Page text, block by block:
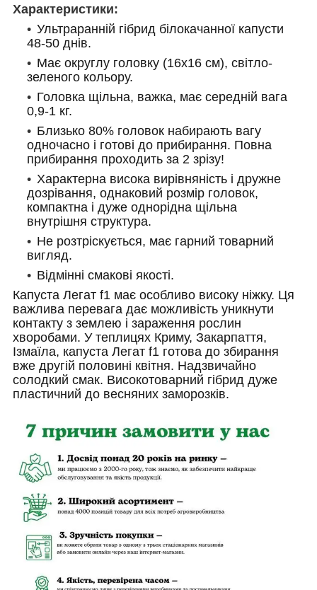
Характеристики:
Ультраранній гібрид білокачанної капусти
48-50 днів.
Має округлу головку (16х16 см), світло-
зеленого кольору.
Головка щільна, важка, має середній вага
0,9-1 кг.
Близько 80% головок набирають вагу
одночасно і готові до прибирання. Повна
прибирання проходить за 2 зрізу!
Характерна висока вирівняність і дружне
дозрівання, однаковий розмір головок,
компактна і дуже однорідна щільна
внутрішня структура.
Не розтріскується, має гарний товарний
вигляд.
Відмінні смакові якості.
Капуста Легат f1 має особливо високу ніжку. Ця
важлива перевага дає можливість уникнути
контакту з землею і зараження рослин
хворобами. У теплицях Криму, Закарпаття,
Ізмаїла, капуста Легат f1 готова до збирання
вже другій половині квітня. Надзвичайно
солодкий смак. Високотоварний гібрид дуже
пластичний до весняних заморозків.